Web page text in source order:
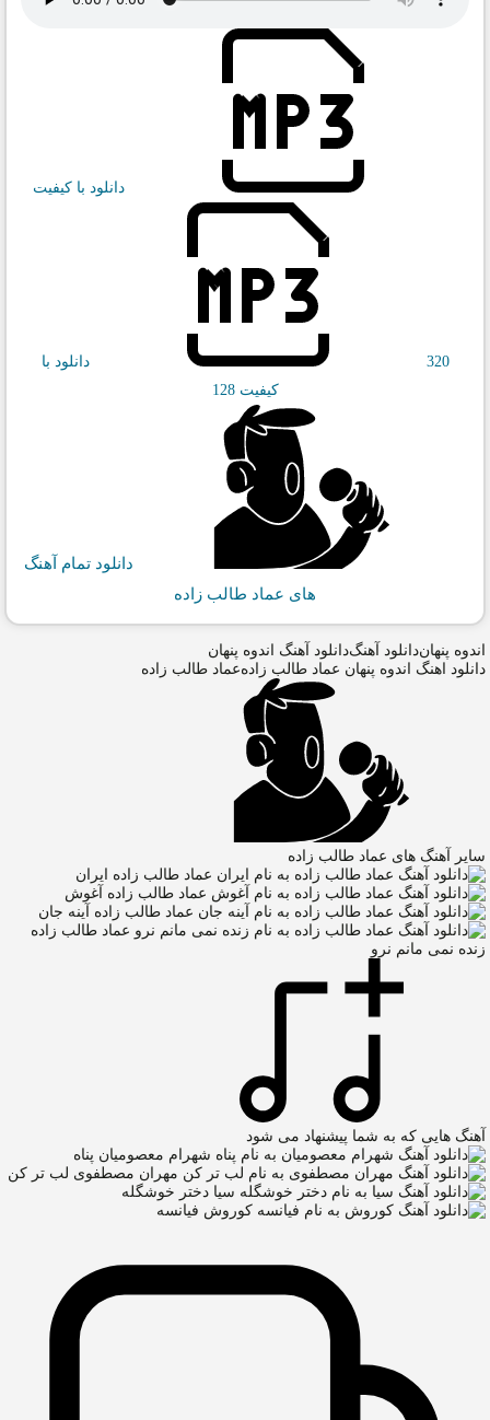
دانلود با کیفیت
320
دانلود با
کیفیت 128
دانلود تمام آهنگ
های عماد طالب زاده
اندوه پنهاندانلود آهنگدانلود آهنگ اندوه پنهان
دانلود اهنگ اندوه پنهان عماد طالب زادهعماد طالب زاده
سایر آهنگ های عماد طالب زاده
عماد طالب زاده ایران
عماد طالب زاده آغوش
عماد طالب زاده آینه جان
عماد طالب زاده
زنده نمی مانم نرو
آهنگ هایی که به شما پیشنهاد می شود
شهرام معصومیان پناه
مهران مصطفوی لب تر کن
سیا دختر خوشگله
کوروش فیانسه